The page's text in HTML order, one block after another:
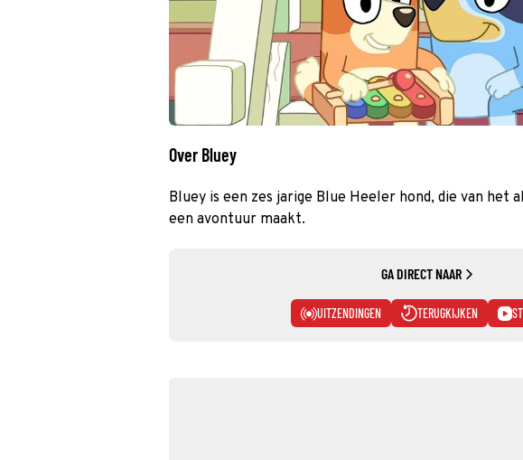
Over Bluey
Bluey is een zes jarige Blue Heeler hond, die van het
een avontuur maakt.
GA DIRECT NAAR
UITZENDINGEN TERUGKIJKEN